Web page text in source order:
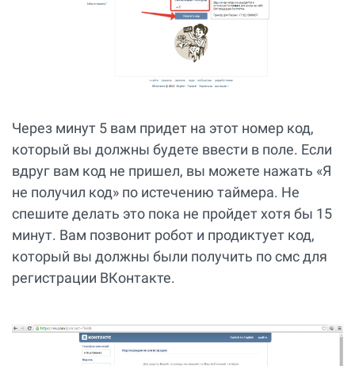
Через минут 5 вам придет на этот номер код,
который вы должны будете ввести в поле. Если
вдруг вам код не пришел, вы можете нажать «Я
не получил код» по истечению таймера. Не
спешите делать это пока не пройдет хотя бы 15
минут. Вам позвонит робот и продиктует код,
который вы должны были получить по смс для
регистрации ВКонтакте.